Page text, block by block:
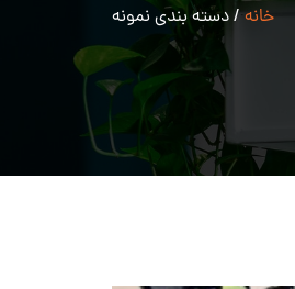
خانه/دسته بندی نمونه